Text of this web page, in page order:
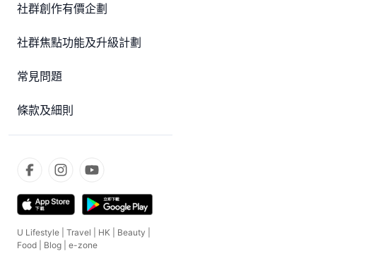
社群創作有價企劃
社群焦點功能及升級計劃
常見問題
條款及細則
U Lifestyle Travel HK Beauty
Food
Blog e-zone